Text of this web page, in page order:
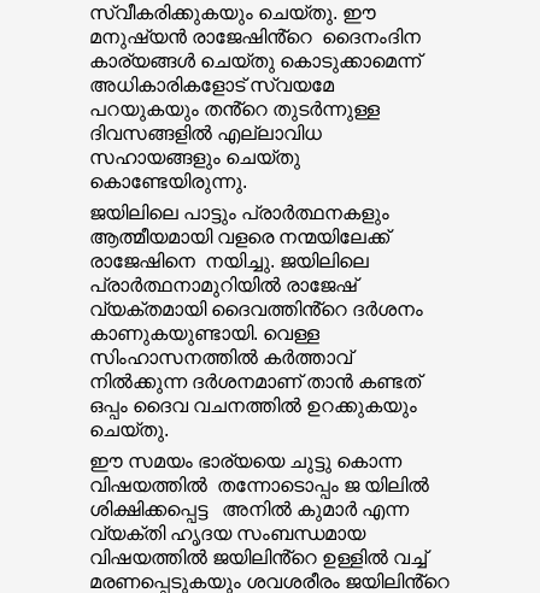
സ്വീകരിക്കുകയും ചെയ്തു. ഈ
മനുഷ്യൻ രാജേഷിൻ്റെ ദൈനംദിന
കാര്യങ്ങൾ ചെയ്തു കൊടുക്കാമെന്ന്
അധികാരികളോട് സ്വയമേ
പറയുകയും തൻ്റെ തുടർന്നുള്ള
ദിവസങ്ങളിൽ എല്ലാവിധ
സഹായങ്ങളും ചെയ്തു
കൊണ്ടേയിരുന്നു.
ജയിലിലെ പാട്ടും പ്രാർത്ഥനകളും
ആത്മീയമായി വളരെ നന്മയിലേക്ക്
രാജേഷിനെ നയിച്ചു. ജയിലിലെ
പ്രാർത്ഥനാമുറിയിൽ രാജേഷ്
വ്യക്തമായി ദൈവത്തിൻ്റെ ദർശനം
കാണുകയുണ്ടായി. വെള്ള
സിംഹാസനത്തിൽ കർത്താവ്
നിൽക്കുന്ന ദർശനമാണ് താൻ കണ്ടത്
ഒപ്പം ദൈവ വചനത്തിൽ ഉറക്കുകയും
ചെയ്തു.
ഈ സമയം ഭാര്യയെ ചുട്ടു കൊന്ന
വിഷയത്തിൽ തന്നോടൊപ്പം ജ യിലിൽ
ശിക്ഷിക്കപ്പെട്ട അനിൽ കുമാർ എന്ന
വ്യക്തി ഹൃദയ സംബന്ധമായ
വിഷയത്തിൽ ജയിലിൻ്റെ ഉള്ളിൽ വച്ച്
മരണപ്പെടുകയും ശവശരീരം ജയിലിൻ്റെ